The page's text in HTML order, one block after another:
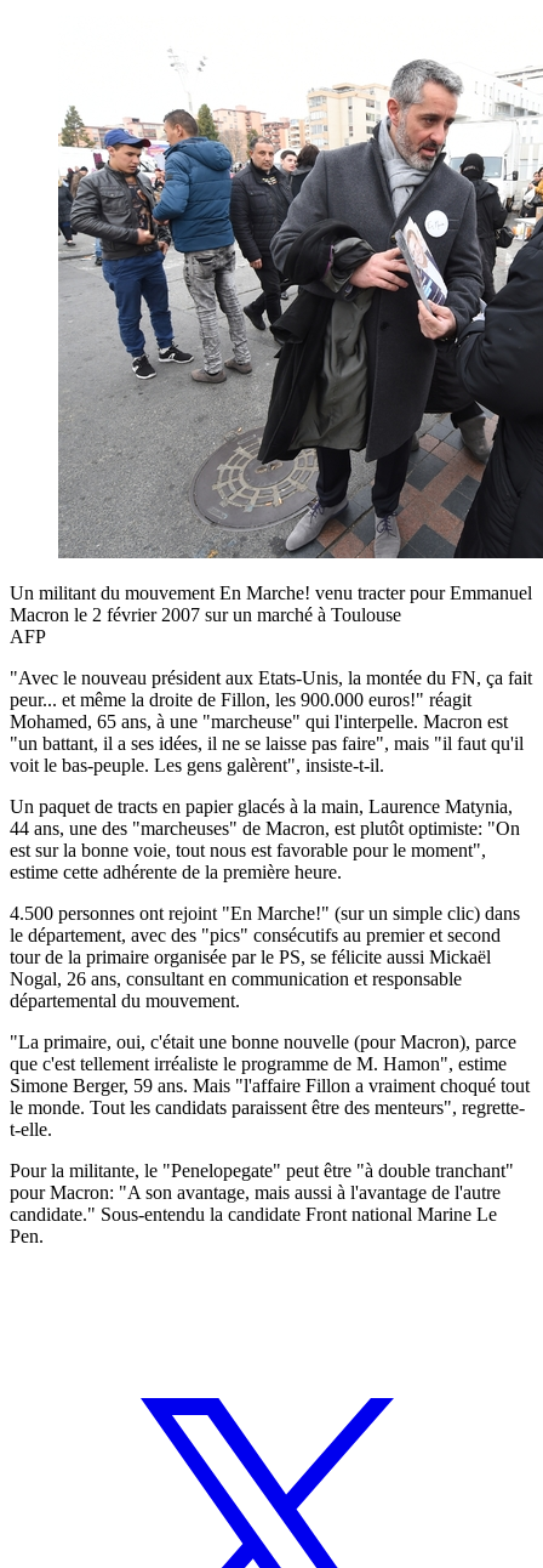
Un militant du mouvement En Marche! venu tracter pour Emmanuel
Macron le 2 février 2007 sur un marché à Toulouse
AFP
"Avec le nouveau président aux Etats-Unis, la montée du FN, ça fait
peur... et même la droite de Fillon, les 900.000 euros!" réagit
Mohamed, 65 ans, à une "marcheuse" qui l'interpelle. Macron est
"un battant, il a ses idées, il ne se laisse pas faire", mais "il faut qu'il
voit le bas-peuple. Les gens galèrent", insiste-t-il.
Un paquet de tracts en papier glacés à la main, Laurence Matynia,
44 ans, une des "marcheuses" de Macron, est plutôt optimiste: "On
est sur la bonne voie, tout nous est favorable pour le moment",
estime cette adhérente de la première heure.
4.500 personnes ont rejoint "En Marche!" (sur un simple clic) dans
le département, avec des "pics" consécutifs au premier et second
tour de la primaire organisée par le PS, se félicite aussi Mickaël
Nogal, 26 ans, consultant en communication et responsable
départemental du mouvement.
"La primaire, oui, c'était une bonne nouvelle (pour Macron), parce
que c'est tellement irréaliste le programme de M. Hamon", estime
Simone Berger, 59 ans. Mais "l'affaire Fillon a vraiment choqué tout
le monde. Tout les candidats paraissent être des menteurs", regrette-
t-elle.
Pour la militante, le "Penelopegate" peut être "à double tranchant"
pour Macron: "A son avantage, mais aussi à l'avantage de l'autre
candidate." Sous-entendu la candidate Front national Marine Le
Pen.